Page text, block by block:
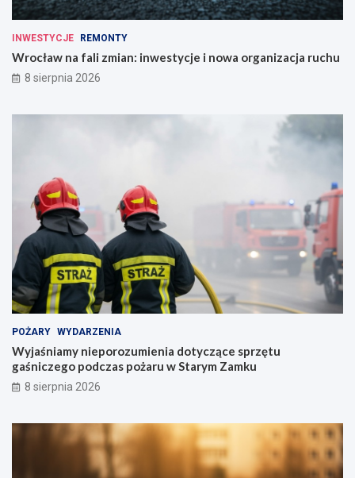
INWESTYCJE REMONTY
Wrocław na fali zmian: inwestycje i nowa organizacja ruchu
8 sierpnia 2026
POŻARY WYDARZENIA
Wyjaśniamy nieporozumienia dotyczące sprzętu
gaśniczego podczas pożaru w Starym Zamku
8 sierpnia 2026